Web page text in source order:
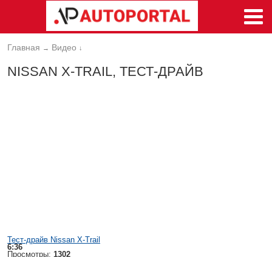
Главная → Видео ↓
NISSAN X-TRAIL, ТЕСТ-ДРАЙВ
Тест-драйв Nissan X-Trail
6:36
Просмотры: 1302